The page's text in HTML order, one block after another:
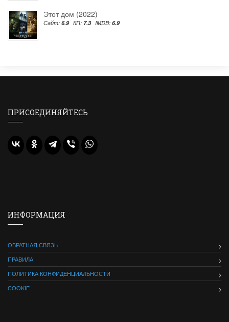
Этот дом (2022)
Сайт: 6.9 КП: 7.3 IMDB: 6.9
ПРИСОЕДИНЯЙТЕСЬ
ИНФОРМАЦИЯ
ОБРАТНАЯ СВЯЗЬ
ПРАВИЛА
ПОЛИТИКА КОНФИДЕНЦИАЛЬНОСТИ
COOKIE